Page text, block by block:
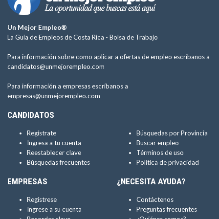
Un Mejor Empleo®
La Guía de Empleos de Costa Rica - Bolsa de Trabajo
Para información sobre como aplicar a ofertas de empleo escríbanos a
candidatos@unmejorempleo.com
Para información a empresas escríbanos a
empresas@unmejorempleo.com
CANDIDATOS
Regístrate
Ingresa a tu cuenta
Reestablecer clave
Búsquedas frecuentes
Búsquedas por Provincia
Buscar empleo
Términos de uso
Política de privacidad
EMPRESAS
Regístrese
Ingrese a su cuenta
¿NECESITA AYUDA?
Contáctenos
Preguntas frecuentes